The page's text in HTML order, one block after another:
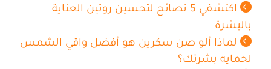
اكتشفي 5 نصائح لتحسين روتين العناية
بالبشرة
لماذا ألو صن سكرين هو أفضل واقي الشمس
لحمايه بشرتك؟